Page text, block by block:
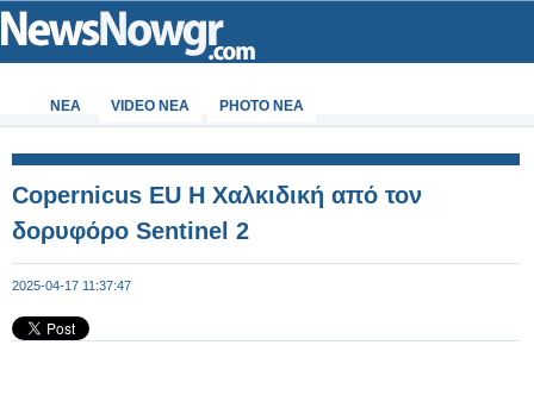
ΝΕΑ VIDEO NEA PHOTO NEA
Copernicus EU Η Χαλκιδική από τον
δορυφόρο Sentinel 2
2025-04-17 11:37:47